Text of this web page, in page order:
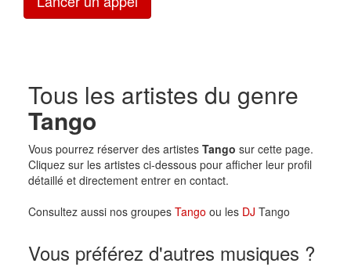
Tous les artistes du genre
Tango
Vous pourrez réserver des artistes Tango sur cette page.
Cliquez sur les artistes ci-dessous pour afficher leur profil
détaillé et directement entrer en contact.
Consultez aussi nos groupes Tango ou les DJ Tango
Vous préférez d'autres musiques ?